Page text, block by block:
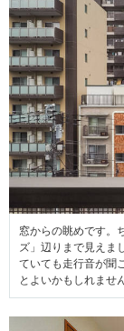
窓からの眺めです。
ズ」辺りまで見えま
ていても走行音が聞
とよいかもしれません